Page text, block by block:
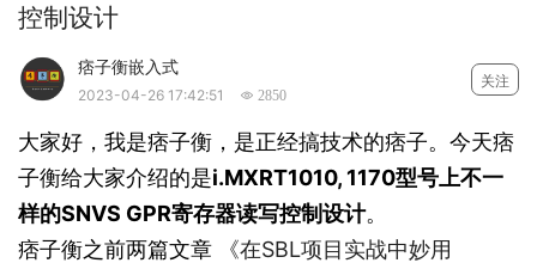
控制设计
痞子衡嵌入式
2023-04-26 17:42:51  2850
关注
大家好，我是痞子衡，是正经搞技术的痞子。今天痞
子衡给大家介绍的是i.MXRT1010, 1170型号上不一
样的SNVS GPR寄存器读写控制设计。
痞子衡之前两篇文章
《在SBL项目实战中妙用